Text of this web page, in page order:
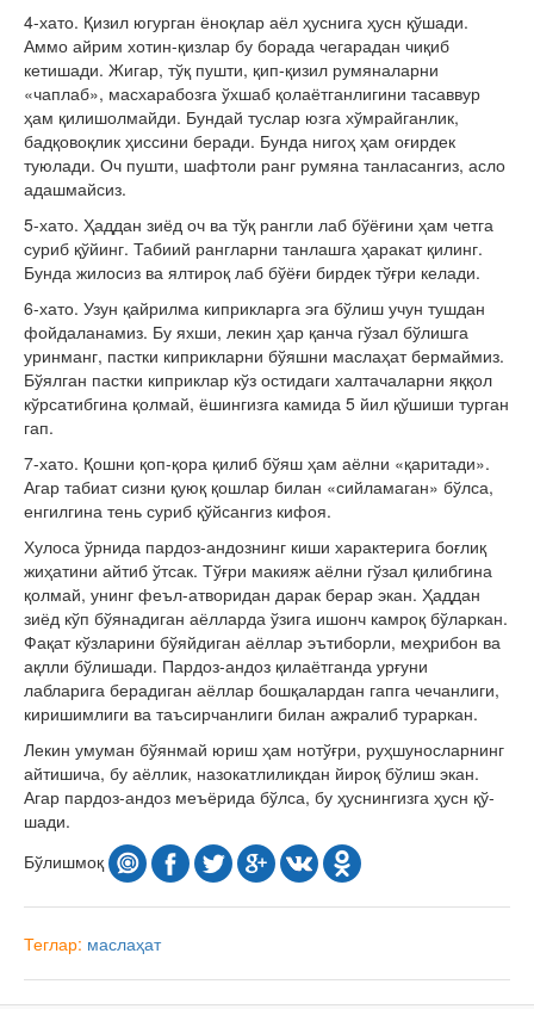
4-хато. Қизил югурган ёноқлар аёл ҳуснига ҳусн қўшади.
Аммо айрим хотин-қизлар бу борада чегарадан чиқиб
кетишади. Жигар, тўқ пушти, қип-қизил румя­наларни
«чаплаб», масхарабозга ўхшаб қолаётганлигини тасаввур
ҳам қилишолмайди. Бундай туслар юзга хўмрайганлик,
бадқовоқлик ҳиссини беради. Бунда нигоҳ ҳам оғирдек
туюлади. Оч пушти, шафтоли ранг румяна танласангиз, асло
адашмайсиз.
5-хато. Ҳаддан зиёд оч ва тўқ рангли лаб бўёғини ҳам четга
суриб қў­йинг. Табиий рангларни танлашга ҳаракат қи­линг.
Бунда жилосиз ва ялтироқ лаб бўёғи бирдек тўғри келади.
6-хато. Узун қайрилма киприкларга эга бўлиш учун тушдан
фойдаланамиз. Бу яхши, лекин ҳар қанча гўзал бўлишга
уринманг, пастки киприкларни бўяшни маслаҳат бермаймиз.
Бўялган пастки киприклар кўз остидаги халтачаларни яққол
кўрсатибгина қолмай, ёшингизга камида 5 йил қўшиши турган
гап.
7-хато. Қошни қоп-қора қилиб бўяш ҳам аёлни «қаритади».
Агар табиат сизни қуюқ қошлар билан «сийламаган» бўлса,
енгилгина тень суриб қўйсангиз кифоя.
Хулоса ўрнида пардоз-андознинг киши характерига боғлиқ
жиҳатини айтиб ўтсак. Тўғри макияж аёлни гўзал қилибгина
қолмай, унинг феъл-атворидан дарак берар экан. Ҳаддан
зиёд кўп бўянадиган аёлларда ўзига ишонч камроқ бўларкан.
Фақат кўзларини бўяйдиган аёллар эътиборли, меҳрибон ва
ақлли бўлишади. Пардоз-андоз қилаётганда урғуни
лабларига берадиган аёллар бошқалардан гапга чечанлиги,
киришимлиги ва таъсирчанлиги билан ажралиб тураркан.
Лекин умуман бўянмай юриш ҳам нотўғри, руҳшуносларнинг
айтишича, бу аёллик, назокатлиликдан йироқ бўлиш экан.
Агар пардоз-андоз меъёрида бўл­са, бу ҳуснингизга ҳусн қў­
шади.
Бўлишмоқ
Теглар: маслаҳат